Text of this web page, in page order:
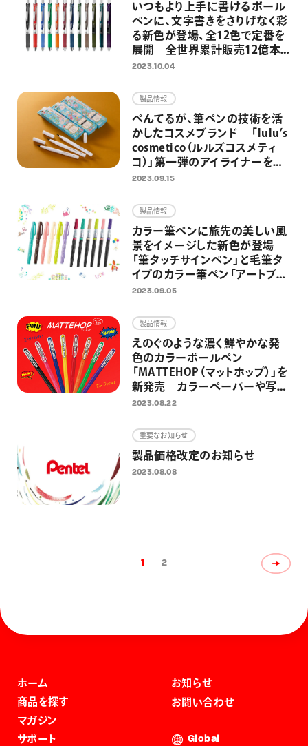
いつもより上手に書けるボール
ペンに、文字書きをさりげなく彩
る新色が登場、全12色で定番を
展開 全世界累計販売12億本
超の速乾ゲルインキボールペン
2023.10.04
製品情報
ぺんてるが、筆ペンの技術を活
かしたコスメブランド 「lulu’s
cosmetico（ルルズコスメティ
コ）」第一弾のアイライナーを
9/15（金）より発売 ～ブラック、
ーの全3色を展開～
2023.09.15
製品情報
カラー筆ペンに旅先の美しい風
景をイメージした新色が登場
「筆タッチサインペン」と毛筆タ
イプのカラー筆ペン「アートブラ
ッシュ」に、新色各6色が追加
2023.09.05
製品情報
えのぐのような濃く鮮やかな発
色のカラーボールペン
「MATTEHOP（マットホップ）」を
新発売 カラーペーパーや写
真、マスキングテープにもインパ
める
2023.08.22
重要なお知らせ
製品価格改定のお知らせ
2023.08.08
1 2
ホーム
商品を探す
マガジン
サポート
お知らせ
お問い合わせ
Global